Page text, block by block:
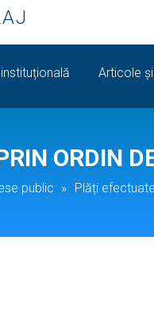
Articole
ORDIN
public » Plăți